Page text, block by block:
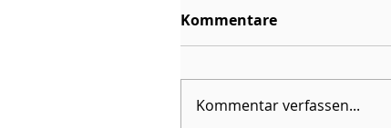
Kommentare
Kommentar verfassen...